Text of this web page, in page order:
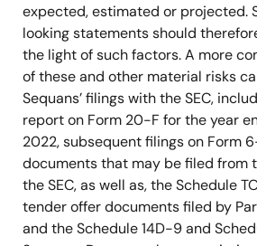
expected, estimated or projected.
looking statements should
the light of such factors. A more
of these and other material risks
Sequans’ filings with the SEC,
report on Form 20-F for the year
2022, subsequent filings on Form
documents that may be filed from
the SEC, as well as, the Schedule
tender offer documents filed by
and the Schedule 14D-9 and